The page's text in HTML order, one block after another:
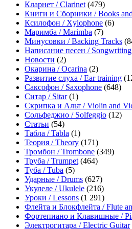
Кларнет / Clarinet (479)
Книги и Сборники / Books
Ксилофон / Xylophone (6)
Маримба / Marimba (7)
Минусовки / Backing Tracks
Написание песен / Songwriting
Новости (2)
Окарина / Ocarina (2)
Развитие слуха / Ear training
Саксофон / Saxophone (648)
Ситар / Sitar(1)
Скрипка и Альт / Violin and
Сольфеджио / Solfeggio (12)
Статьи (54)
Табла / Tabla (1)
Теория / Theory (171)
Тромбон / Trombone (349)
Труба / Trumpet (464)
Туба / Tuba (5)
Ударные / Drums (627)
Укулеле / Ukulele (216)
Уроки / Lessons (1 291)
Флейта и Блокфлейта / Flute
Фортепиано и Клавишные /
Электрогитара / Electric Guitar